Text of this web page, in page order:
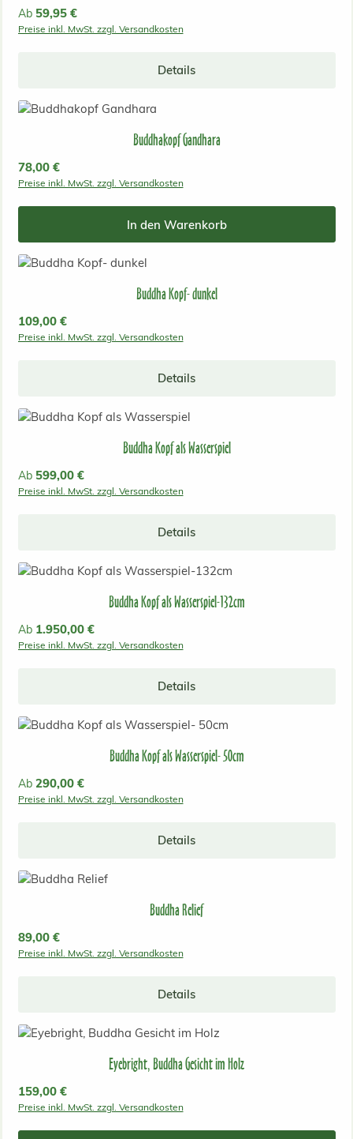
Regulärer Preis:
Ab 59,95 €
Preise inkl. MwSt. zzgl. Versandkosten
Details
Buddhakopf Gandhara
Regulärer Preis:
78,00 €
Preise inkl. MwSt. zzgl. Versandkosten
In den Warenkorb
Buddha Kopf- dunkel
Regulärer Preis:
109,00 €
Preise inkl. MwSt. zzgl. Versandkosten
Details
Buddha Kopf als Wasserspiel
Regulärer Preis:
Ab 599,00 €
Preise inkl. MwSt. zzgl. Versandkosten
Details
Buddha Kopf als Wasserspiel-132cm
Regulärer Preis:
Ab 1.950,00 €
Preise inkl. MwSt. zzgl. Versandkosten
Details
Buddha Kopf als Wasserspiel- 50cm
Regulärer Preis:
Ab 290,00 €
Preise inkl. MwSt. zzgl. Versandkosten
Details
Buddha Relief
Regulärer Preis:
89,00 €
Preise inkl. MwSt. zzgl. Versandkosten
Details
Eyebright, Buddha Gesicht im Holz
Regulärer Preis:
159,00 €
Preise inkl. MwSt. zzgl. Versandkosten